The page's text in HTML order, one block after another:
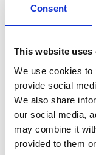
Consent
This website uses
We use cookies to
provide social
We also share
our social media,
may combine it
provided to them
ajatus
Olemme luomassa
lasten siirtyessä
eväät heidän
Kasvun polulla
oikea-aikainen
Ristijärven